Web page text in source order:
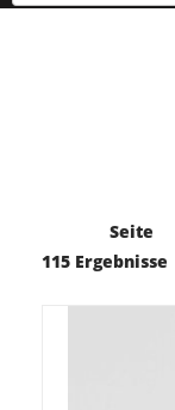
Seite
115 Ergebnisse